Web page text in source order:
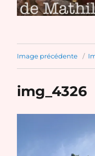
Image précédente
img_4326